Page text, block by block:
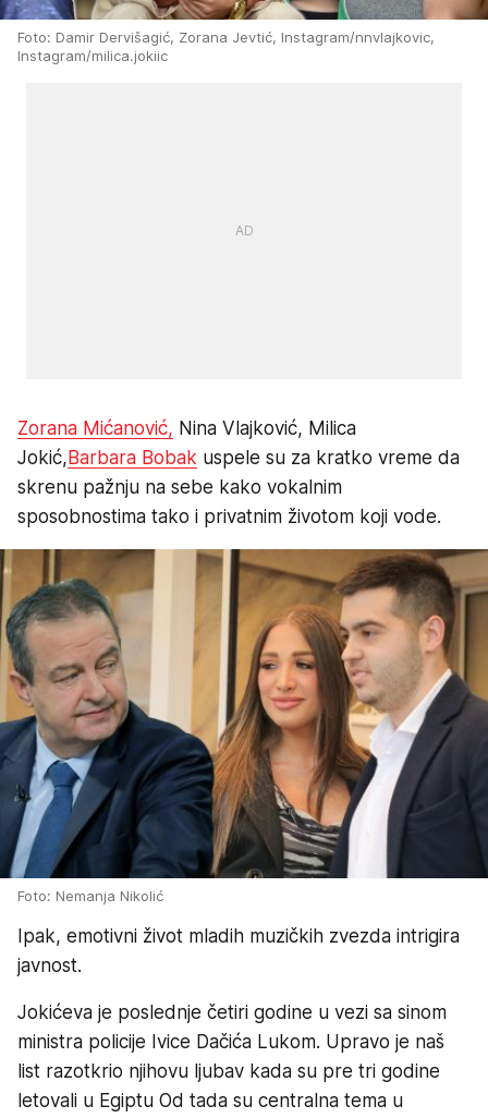
Foto: Damir Dervišagić, Zorana Jevtić, Instagram/nnvlajkovic,
Instagram/milica.jokiic
Zorana Mićanović, Nina Vlajković, Milica
Jokić,Barbara Bobak uspele su za kratko vreme da
skrenu pažnju na sebe kako vokalnim
sposobnostima tako i privatnim životom koji vode.
Foto: Nemanja Nikolić
Ipak, emotivni život mladih muzičkih zvezda intrigira
javnost.
Jokićeva je poslednje četiri godine u vezi sa sinom
ministra policije Ivice Dačića Lukom. Upravo je naš
list razotkrio njihovu ljubav kada su pre tri godine
letovali u Egiptu Od tada su centralna tema u